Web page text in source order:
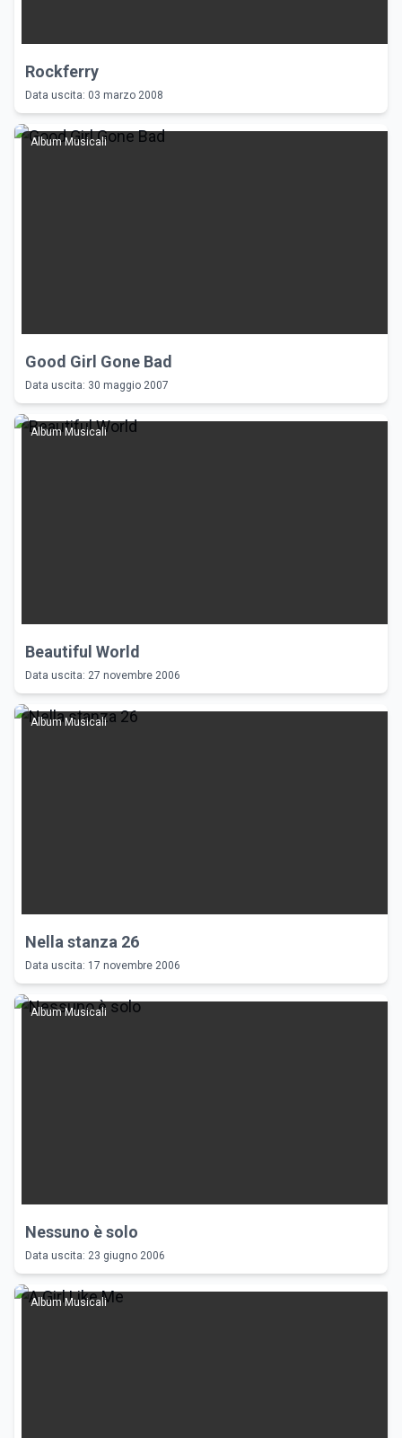
Rockferry
Data uscita: 03 marzo 2008
Album Musicali
Good Girl Gone Bad
Data uscita: 30 maggio 2007
Album Musicali
Beautiful World
Data uscita: 27 novembre 2006
Album Musicali
Nella stanza 26
Data uscita: 17 novembre 2006
Album Musicali
Nessuno è solo
Data uscita: 23 giugno 2006
Album Musicali